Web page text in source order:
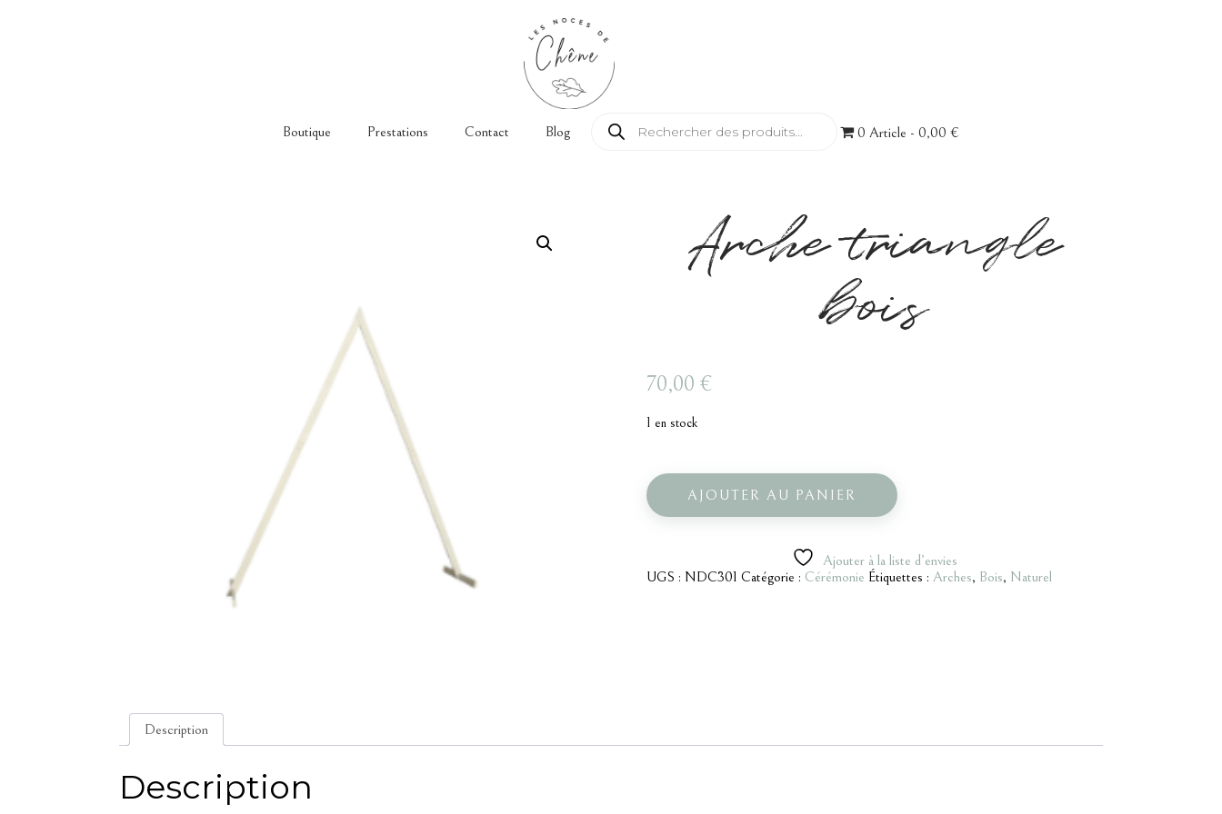
Boutique Prestations Contact Blog
Recherche de produits
0 Article 0,00 €
Arche triangle
bois
70,00 €
1 en stock
de
Arche
triangle
AJOUTER AU PANIER
Ajouter à la liste d’envies
UGS : NDC301 Catégorie : Cérémonie Étiquettes : Arches, Bois, Naturel
Description
Description